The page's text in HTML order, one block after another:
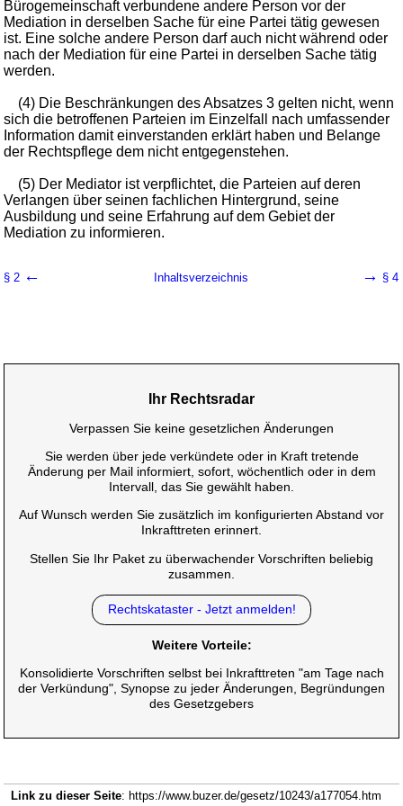
Bürogemeinschaft verbundene andere Person vor der
Mediation in derselben Sache für eine Partei tätig gewesen
ist. Eine solche andere Person darf auch nicht während oder
nach der Mediation für eine Partei in derselben Sache tätig
werden.
(4) Die Beschränkungen des Absatzes 3 gelten nicht, wenn
sich die betroffenen Parteien im Einzelfall nach umfassender
Information damit einverstanden erklärt haben und Belange
der Rechtspflege dem nicht entgegenstehen.
(5) Der Mediator ist verpflichtet, die Parteien auf deren
Verlangen über seinen fachlichen Hintergrund, seine
Ausbildung und seine Erfahrung auf dem Gebiet der
Mediation zu informieren.
§ 2 ← Inhaltsverzeichnis → § 4
Ihr Rechtsradar
Verpassen Sie keine gesetzlichen Änderungen
Sie werden über jede verkündete oder in Kraft tretende
Änderung per Mail informiert, sofort, wöchentlich oder in dem
Intervall, das Sie gewählt haben.
Auf Wunsch werden Sie zusätzlich im konfigurierten Abstand vor
Inkrafttreten erinnert.
Stellen Sie Ihr Paket zu überwachender Vorschriften beliebig
zusammen.
Rechtskataster - Jetzt anmelden!
Weitere Vorteile:
Konsolidierte Vorschriften selbst bei Inkrafttreten "am Tage nach
der Verkündung", Synopse zu jeder Änderungen, Begründungen
des Gesetzgebers
Link zu dieser Seite: https://www.buzer.de/gesetz/10243/a177054.htm